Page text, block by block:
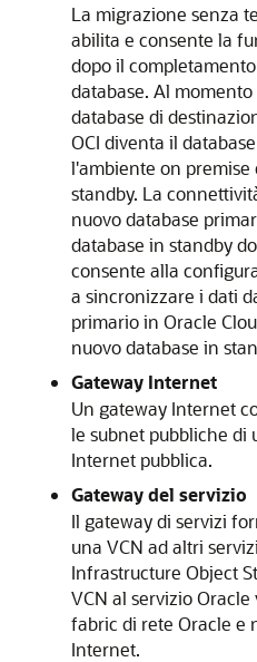
La migrazione senza
abilita e consente la
dopo il
database. Al
database di
OCI diventa il
l'ambiente on premise
standby. La
nuovo database
database in standby
consente alla
a sincronizzare i dati
primario in Oracle
nuovo database in
Gateway Internet
Un gateway Internet
le subnet pubbliche di
Internet pubblica.
Gateway del servizio
Il gateway di servizi
una VCN ad altri
Infrastructure Object
VCN al servizio
fabric di rete Oracle e
Internet.